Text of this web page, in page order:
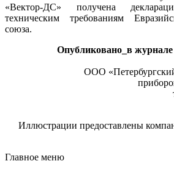
«Вектор-ДС» получена
техническим требованиям
союза.
Опубликовано_в
ООО
Иллюстрации предоставлены
Главное меню